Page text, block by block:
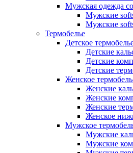
Мужская одежда
Мужские
Мужские
Термобелье
Детское
Детские
Детские
Детские
Женское
Женские
Женские
Женские
Женское
Мужское
Мужские
Мужские